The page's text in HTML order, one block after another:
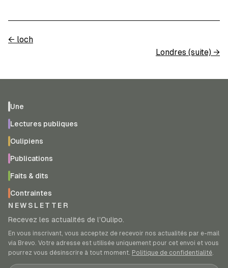
← loch
Londres (suite) →
Une
Lectures publiques
Oulipiens
Publications
Faits & dits
Contraintes
NEWSLETTER
Recevez les actualités de l’Oulipo.
En vous inscrivant, vous acceptez de recevoir nos actualités par e-mail
via Brevo. Votre adresse est utilisée uniquement pour cet envoi et vous
pourrez vous désinscrire à tout moment. Politique de confidentialité.